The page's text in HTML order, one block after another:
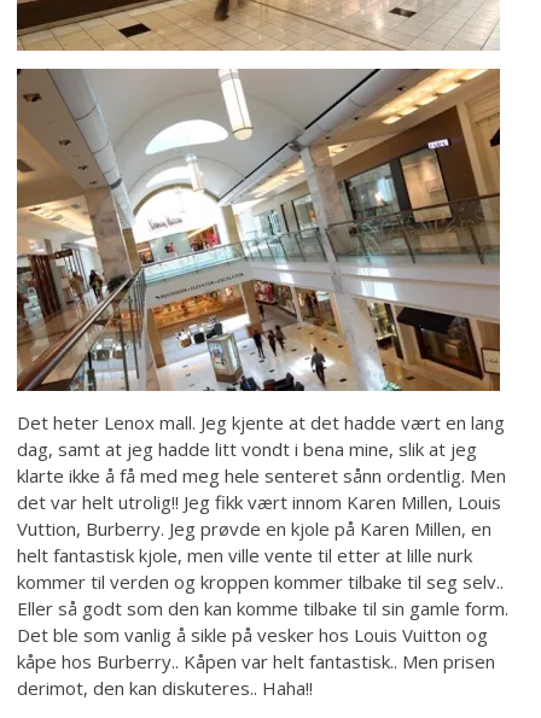
Det heter Lenox mall. Jeg kjente at det hadde vært en lang
dag, samt at jeg hadde litt vondt i bena mine, slik at jeg
klarte ikke å få med meg hele senteret sånn ordentlig. Men
det var helt utrolig!! Jeg fikk vært innom Karen Millen, Louis
Vuttion, Burberry. Jeg prøvde en kjole på Karen Millen, en
helt fantastisk kjole, men ville vente til etter at lille nurk
kommer til verden og kroppen kommer tilbake til seg selv..
Eller så godt som den kan komme tilbake til sin gamle form.
Det ble som vanlig å sikle på vesker hos Louis Vuitton og
kåpe hos Burberry.. Kåpen var helt fantastisk.. Men prisen
derimot, den kan diskuteres.. Haha!!